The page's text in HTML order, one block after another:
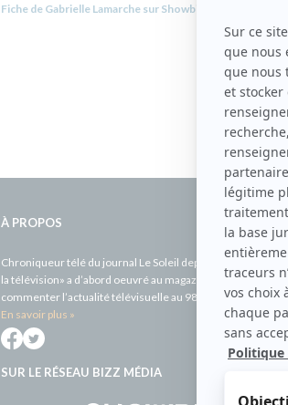
Fiche de Gabrielle Lamarche sur Showbizz.net
À PROPOS
Chroniqueur télé du journal Le Soleil depuis 2001, Richard
la télévision» a d’abord oeuvré au magazine TV Hebdo
commenter l’actualité télévisuelle au 98,5.
En savoir plus »
SUR LE RÉSEAU BIZZ MÉDIA